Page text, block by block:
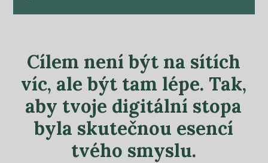
Cílem není být na sítích
víc, ale být tam lépe. Tak,
aby tvoje digitální stopa
byla skutečnou esencí
tvého smyslu.